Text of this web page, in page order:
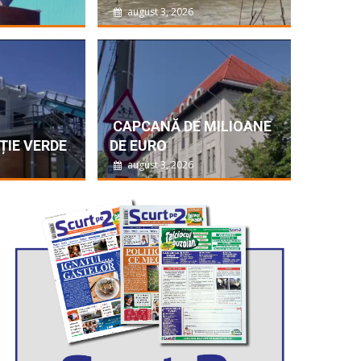
DEZASTRU
porțiuni de drumuri județene, podețe și gospodării din...
DE BUZAU
VERDE
august 3, 2026
CAPCANĂ DE MILIOANE
DE EURO
august 3, 2026